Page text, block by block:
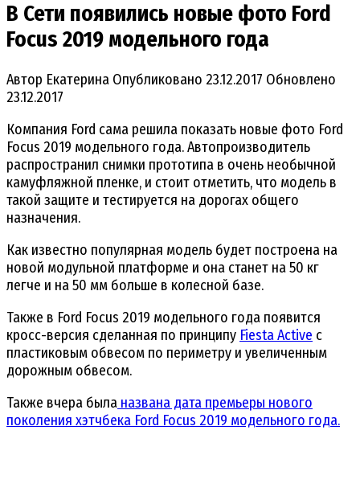
В Сети появились новые фото Ford
Focus 2019 модельного года
Автор Екатерина Опубликовано 23.12.2017 Обновлено
23.12.2017
Компания Ford сама решила показать новые фото Ford
Focus 2019 модельного года. Автопроизводитель
распространил снимки прототипа в очень необычной
камуфляжной пленке, и стоит отметить, что модель в
такой защите и тестируется на дорогах общего
назначения.
Как известно популярная модель будет построена на
новой модульной платформе и она станет на 50 кг
легче и на 50 мм больше в колесной базе.
Также в Ford Focus 2019 модельного года появится
кросс-версия сделанная по принципу Fiesta Active с
пластиковым обвесом по периметру и увеличенным
дорожным обвесом.
Также вчера была названа дата премьеры нового
поколения хэтчбека Ford Focus 2019 модельного года.